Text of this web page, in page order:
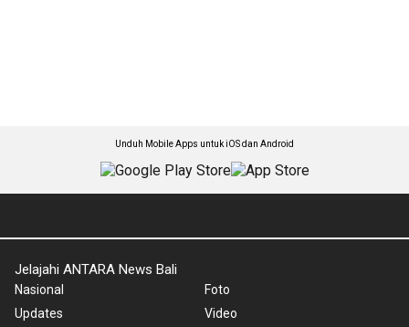
Unduh Mobile Apps untuk iOS dan Android
Jelajahi ANTARA News Bali
Nasional
Updates
Foto
Video